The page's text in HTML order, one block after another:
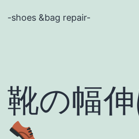
へ
ス
-shoes &bag repair-
靴の幅